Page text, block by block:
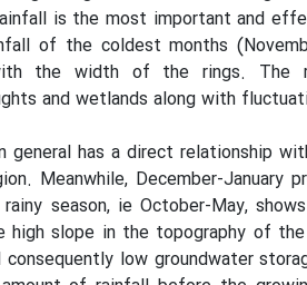
is the most important and
of the coldest months
the width of the rings. The
and wetlands along with
general has a direct relationship
Meanwhile, December-January
season, ie October-May,
slope in the topography of
low groundwater